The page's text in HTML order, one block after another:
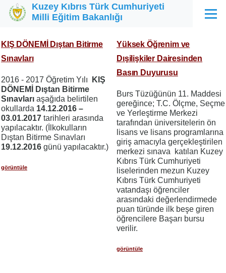
Ana içeriğe atla
Kuzey Kıbrıs Türk Cumhuriyeti
Milli Eğitim Bakanlığı
Menü
KIŞ DÖNEMİ Dıştan Bitirme
Sınavları
2016 - 2017 Öğretim Yılı
KIŞ
DÖNEMİ Dıştan Bitirme
Sınavları aşağıda belirtilen
okullarda 14.12.2016 –
03.01.2017 tarihleri arasında
yapılacaktır. (İlkokulların
Dıştan Bitirme Sınavları
19.12.2016 günü yapılacaktır.)
görüntüle
Yüksek Öğrenim ve
Dışilişkiler Dairesinden
Basın Duyurusu
Burs Tüzüğünün 11. Maddesi
gereğince; T.C. Ölçme, Seçme
ve Yerleştirme Merkezi
tarafından üniversitelerin ön
lisans ve lisans programlarına
giriş amacıyla gerçekleştirilen
merkezi sınava katılan Kuzey
Kıbrıs Türk Cumhuriyeti
liselerinden mezun Kuzey
Kıbrıs Türk Cumhuriyeti
vatandaşı öğrenciler
arasındaki değerlendirmede
puan türünde ilk beşe giren
öğrencilere Başarı bursu
verilir.
görüntüle